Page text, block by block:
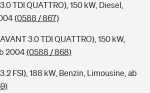
TDI QUATTRO), 150 kW, Diesel,
(0588 / 867)
3.0 TDI QUATTRO), 150 kW,
2004(0588 / 868)
FSI), 188 kW, Benzin, Limousine, ab